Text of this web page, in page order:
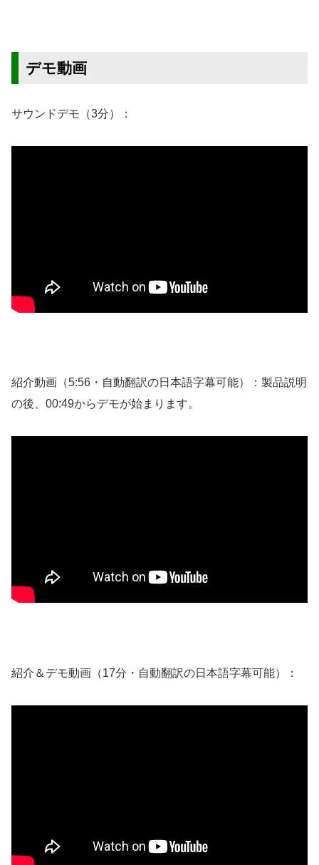
デモ動画
サウンドデモ（3分）：
紹介動画（5:56・自動翻訳の日本語字幕可能）：製品説明
の後、00:49からデモが始まります。
紹介＆デモ動画（17分・自動翻訳の日本語字幕可能）：